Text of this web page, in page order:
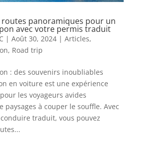
routes panoramiques pour un
avec votre permis traduit
| Août 30, 2024| Articles,
, Road trip
: des souvenirs inoubliables
en voiture est une expérience
les voyageurs avides
paysages à couper le souffle. Avec
traduit, vous pouvez